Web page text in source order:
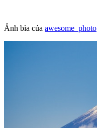
Ảnh bìa của awesome_photo